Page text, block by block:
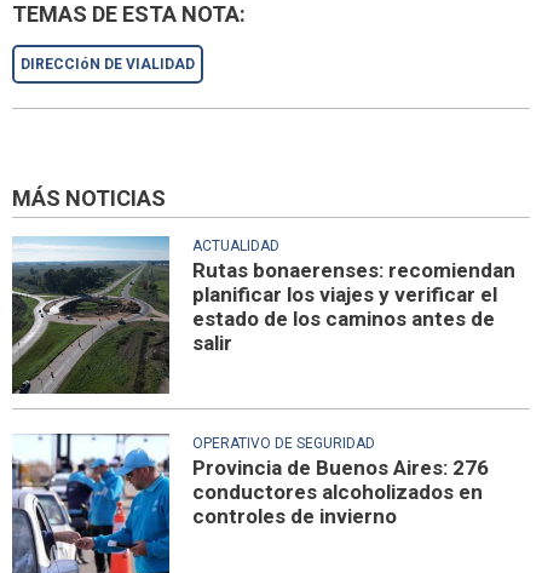
TEMAS DE ESTA NOTA:
DIRECCIóN DE VIALIDAD
MÁS NOTICIAS
ACTUALIDAD
Rutas bonaerenses: recomiendan
planificar los viajes y verificar el
estado de los caminos antes de
salir
OPERATIVO DE SEGURIDAD
Provincia de Buenos Aires: 276
conductores alcoholizados en
controles de invierno